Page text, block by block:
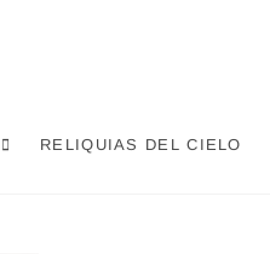
RELIQUIAS DEL CIELO